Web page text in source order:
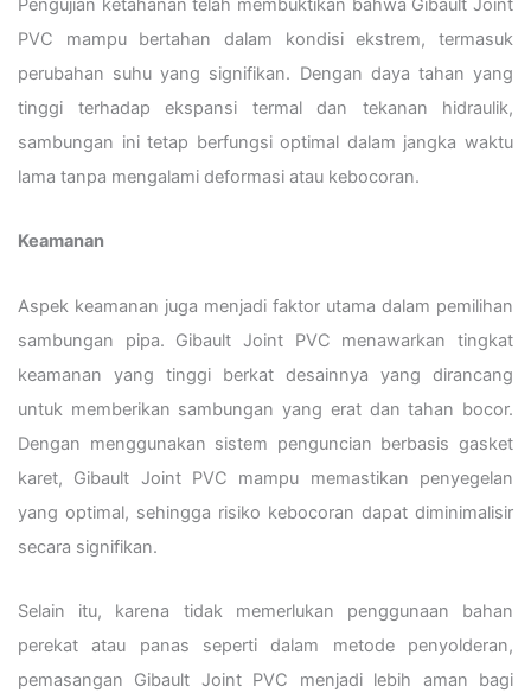
Pengujian ketahanan telah membuktikan bahwa Gibault Joint
PVC mampu bertahan dalam kondisi ekstrem, termasuk
perubahan suhu yang signifikan. Dengan daya tahan yang
tinggi terhadap ekspansi termal dan tekanan hidraulik,
sambungan ini tetap berfungsi optimal dalam jangka waktu
lama tanpa mengalami deformasi atau kebocoran.
Keamanan
Aspek keamanan juga menjadi faktor utama dalam pemilihan
sambungan pipa. Gibault Joint PVC menawarkan tingkat
keamanan yang tinggi berkat desainnya yang dirancang
untuk memberikan sambungan yang erat dan tahan bocor.
Dengan menggunakan sistem penguncian berbasis gasket
karet, Gibault Joint PVC mampu memastikan penyegelan
yang optimal, sehingga risiko kebocoran dapat diminimalisir
secara signifikan.
Selain itu, karena tidak memerlukan penggunaan bahan
perekat atau panas seperti dalam metode penyolderan,
pemasangan Gibault Joint PVC menjadi lebih aman bagi